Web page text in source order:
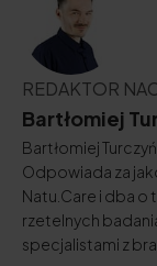
REDAKTOR
Bartłomiej
Bartłomiej
Odpowiada za
Natu.Care i dba o
rzetelnych
specjalistami z